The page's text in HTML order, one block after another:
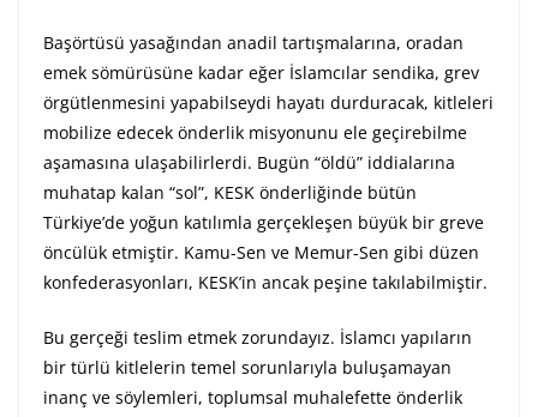
Başörtüsü yasağından anadil tartışmalarına, oradan
emek sömürüsüne kadar eğer İslamcılar sendika, grev
örgütlenmesini yapabilseydi hayatı durduracak, kitleleri
mobilize edecek önderlik misyonunu ele geçirebilme
aşamasına ulaşabilirlerdi. Bugün “öldü” iddialarına
muhatap kalan “sol”, KESK önderliğinde bütün
Türkiye’de yoğun katılımla gerçekleşen büyük bir greve
öncülük etmiştir. Kamu-Sen ve Memur-Sen gibi düzen
konfederasyonları, KESK’in ancak peşine takılabilmiştir.
Bu gerçeği teslim etmek zorundayız. İslamcı yapıların
bir türlü kitlelerin temel sorunlarıyla buluşamayan
inanç ve söylemleri, toplumsal muhalefette önderlik